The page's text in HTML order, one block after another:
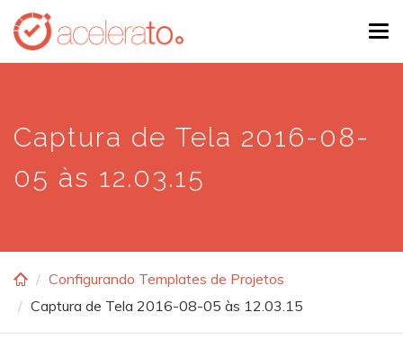
Skip
main
Captura de Tela 2016-08-
05 às 12.03.15
Configurando Templates de Projetos
Captura de Tela 2016-08-05 às 12.03.15